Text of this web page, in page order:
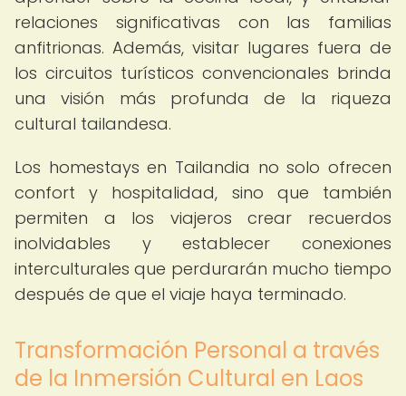
relaciones significativas con las familias
anfitrionas. Además, visitar lugares fuera de
los circuitos turísticos convencionales brinda
una visión más profunda de la riqueza
cultural tailandesa.
Los homestays en Tailandia no solo ofrecen
confort y hospitalidad, sino que también
permiten a los viajeros crear recuerdos
inolvidables y establecer conexiones
interculturales que perdurarán mucho tiempo
después de que el viaje haya terminado.
Transformación Personal a través
de la Inmersión Cultural en Laos